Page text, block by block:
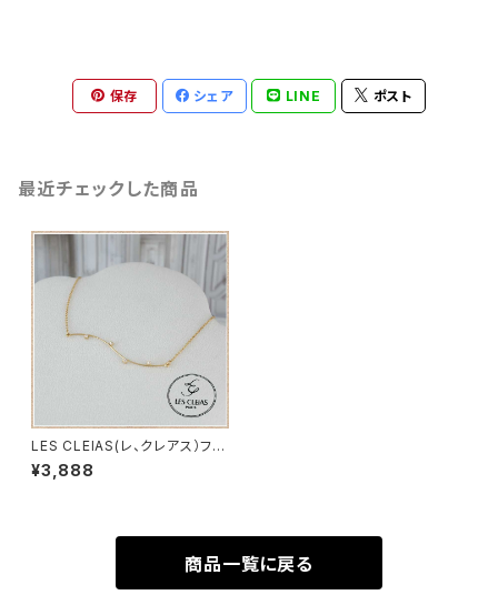
保存 シェア LINE ポスト
最近チェックした商品
LES CLEIAS(レ、クレアス）フラ
ンス ［ヴォ ワラクテ ネック
レス］
¥3,888
商品一覧に戻る